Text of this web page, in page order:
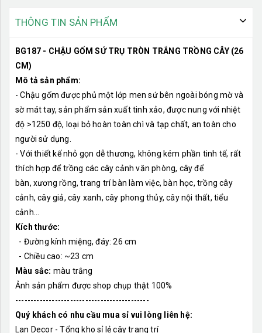
#caygia #caycoi #cayxanh #caycoigia Chậu gốm trắng sứ
Chậu gốm sứ với nhiều kích thước, màu sắc Cửa hàng
THÔNG TIN SẢN PHẨM
BG187 - CHẬU GỐM SỨ TRỤ TRÒN TRẮNG TRỒNG CÂY (26
CM)
Mô tả sản phẩm:
- Chậu gốm được phủ một lớp men sứ bên ngoài bóng mờ và
sờ mát tay, sản phẩm sản xuất tinh xảo, được nung với nhiệt
độ >1250 độ, loại bỏ hoàn toàn chì và tạp chất, an toàn cho
người sử dụng.
- Với thiết kế nhỏ gọn dễ thương, không kém phần tinh tế, rất
thích hợp để trồng các cây cảnh văn phòng, cây để
bàn, xương rồng, trang trí bàn làm việc, bàn học, trồng cây
cảnh, cây giả, cây xanh, cây phong thủy, cây nội thất, tiểu
cảnh...
Kích thước:
- Đường kính miệng, đáy: 26 cm
- Chiều cao: ~23 cm
Màu sắc: màu trắng
Ảnh sản phẩm được shop chụp thật 100%
--------------------------------------------
Quý khách có nhu cầu mua sỉ vui lòng liên hệ:
Lan Decor - Tổng kho sỉ lẻ cây trang trí